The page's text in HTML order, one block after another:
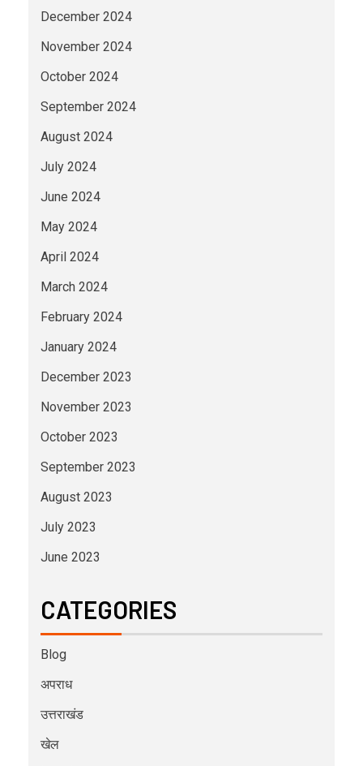
December 2024
November 2024
October 2024
September 2024
August 2024
July 2024
June 2024
May 2024
April 2024
March 2024
February 2024
January 2024
December 2023
November 2023
October 2023
September 2023
August 2023
July 2023
June 2023
CATEGORIES
Blog
अपराध
उत्तराखंड
खेल